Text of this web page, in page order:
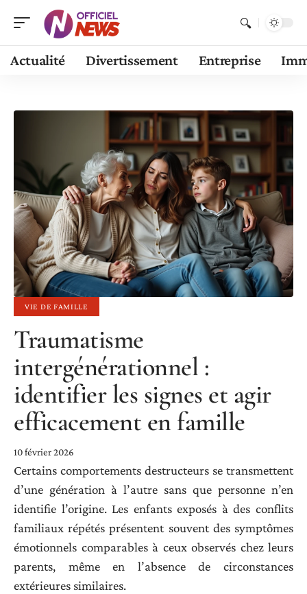
Actualité Divertissement Entreprise
VIE DE FAMILLE
Traumatisme
intergénérationnel :
identifier les signes et agir
efficacement en famille
10 février 2026
Certains comportements destructeurs se transmettent
d’une génération à l’autre sans que personne n’en
identifie l’origine. Les enfants exposés à des conflits
familiaux répétés présentent souvent des symptômes
émotionnels comparables à ceux observés chez leurs
parents, même en l’absence de circonstances
extérieures similaires.